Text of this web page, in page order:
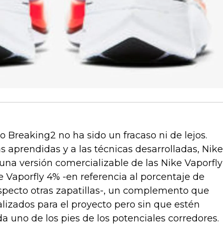
Breaking2 no ha sido un fracaso ni de lejos.
aprendidas y a las técnicas desarrolladas, Nike
versión comercializable de las Nike Vaporfly
Vaporfly 4% -en referencia al porcentaje de
otras zapatillas-, un complemento que
para el proyecto pero sin que estén
uno de los pies de los potenciales corredores.